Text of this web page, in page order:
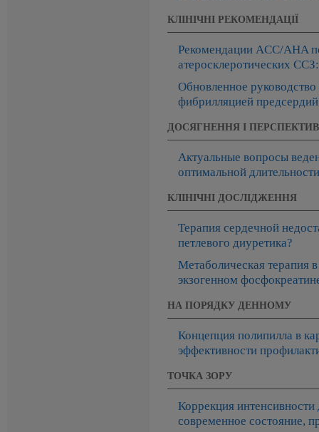
КЛІНІЧНІ РЕКОМЕНДАЦІЇ
Рекомендации ACC/AHA
атеросклеротических
Обновленное
фибрилляцией
ДОСЯГНЕННЯ І
Актуальные вопросы
оптимальной
КЛІНІЧНІ ДОСЛІДЖЕННЯ
Терапия сердечной
петлевого диуретика?
Метаболическая терапия
экзогенном
НА ПОРЯДКУ ДЕННОМУ
Концепция полипилла в
эффективности
ТОЧКА ЗОРУ
Коррекция
современное состояние,